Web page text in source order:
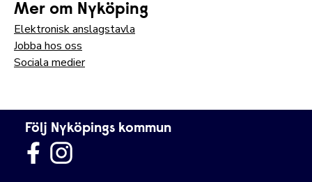
Mer om Nyköping
Elektronisk anslagstavla
Jobba hos oss
Sociala medier
Följ Nyköpings kommun